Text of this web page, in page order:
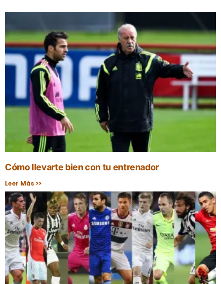
Cómo llevarte bien con tu entrenador
Leer Más >>